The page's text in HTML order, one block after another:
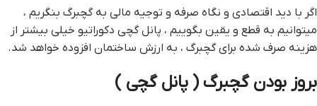
اگر با دید اقتصادی و نگاه صرفه و توجیه مالی به گچبرگ بنگریم ،
میتوانیم به قطع و یقین بگوییم ، پانل گچی دکوراتیو خیلی بیشتر از
هزینه صرف شده برای گچبرگ ، به ارزش ساختمان افزوده خواهد شد.
بروز بودن گچبرگ ( پانل گچی )